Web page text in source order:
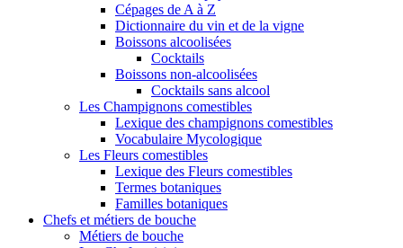
Cépages de A à Z
Dictionnaire du vin et de la vigne
Boissons alcoolisées
Cocktails
Boissons non-alcoolisées
Cocktails sans alcool
Les Champignons comestibles
Lexique des champignons comestibles
Vocabulaire Mycologique
Les Fleurs comestibles
Lexique des Fleurs comestibles
Termes botaniques
Familles botaniques
Chefs et métiers de bouche
Métiers de bouche